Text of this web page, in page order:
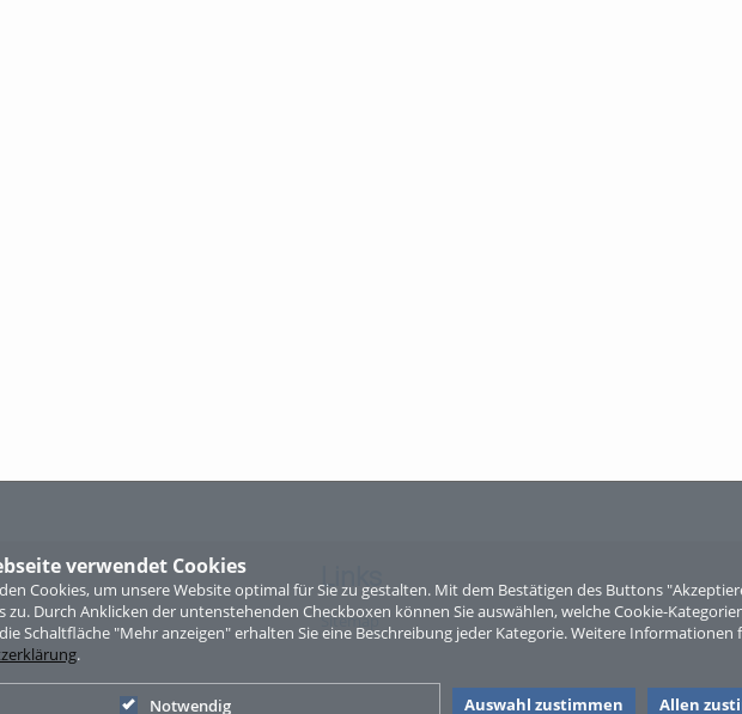
verwendet Cookies
Cookies, um unsere Website optimal für Sie zu gestalten. Mit dem Bestätigen des Buttons
zu. Durch Anklicken der untenstehenden Checkboxen können Sie auswählen, welche Cookie-
Schaltfläche "Mehr anzeigen" erhalten Sie eine Beschreibung jeder Kategorie. Weitere Informationen
.
Notwendig Auswahl zustimmen Allen
Links
Sitemap